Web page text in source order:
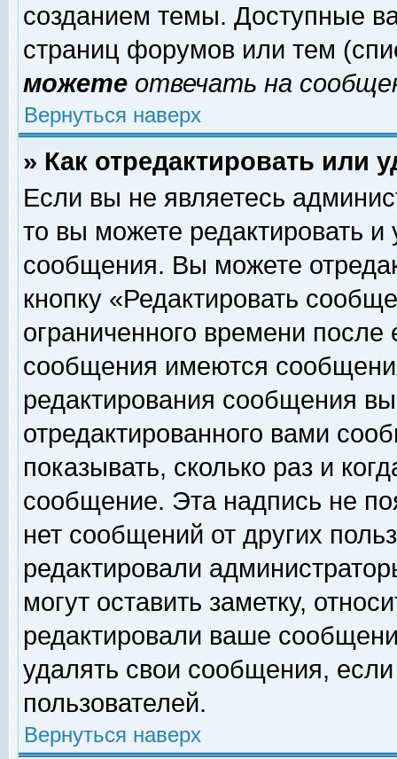
созданием темы. Доступные
страниц форумов или тем
можете отвечать на
Вернуться наверх
» Как отредактировать или
Если вы не являетесь
то вы можете редактировать и
сообщения. Вы можете
кнопку «Редактировать
ограниченного времени
сообщения имеются
редактирования сообщения
отредактированного вами
показывать, сколько раз и
сообщение. Эта надпись не
нет сообщений от других
редактировали
могут оставить заметку,
редактировали ваше
удалять свои сообщения,
пользователей.
Вернуться наверх